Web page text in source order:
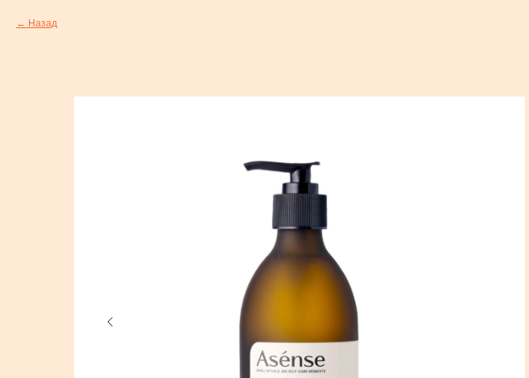
Назад